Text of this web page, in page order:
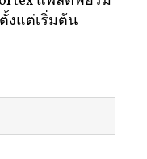
งแต่เริ่มต้น